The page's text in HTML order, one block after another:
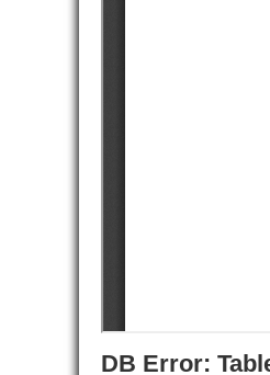
DB Error: